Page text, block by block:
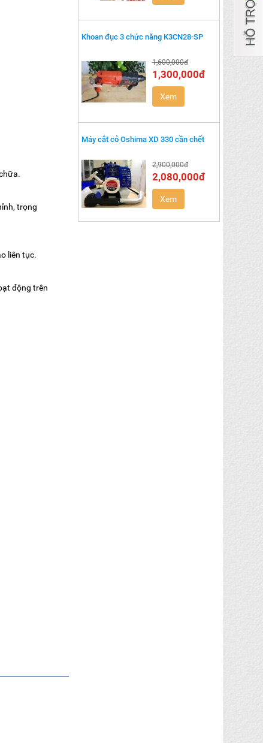
trọng
liên tục.
động trên
Khoan đục 3 chức năng K3CN28-SP
1,600,000đ
1,300,000đ
Xem
Máy cắt cỏ Oshima XD 330 cần chết
2,900,000đ
2,080,000đ
Xem